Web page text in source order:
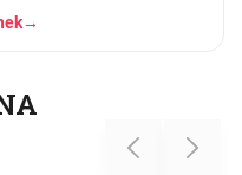
plavky proplachovat a
chyby v péči o plavky.
→
Previous Next